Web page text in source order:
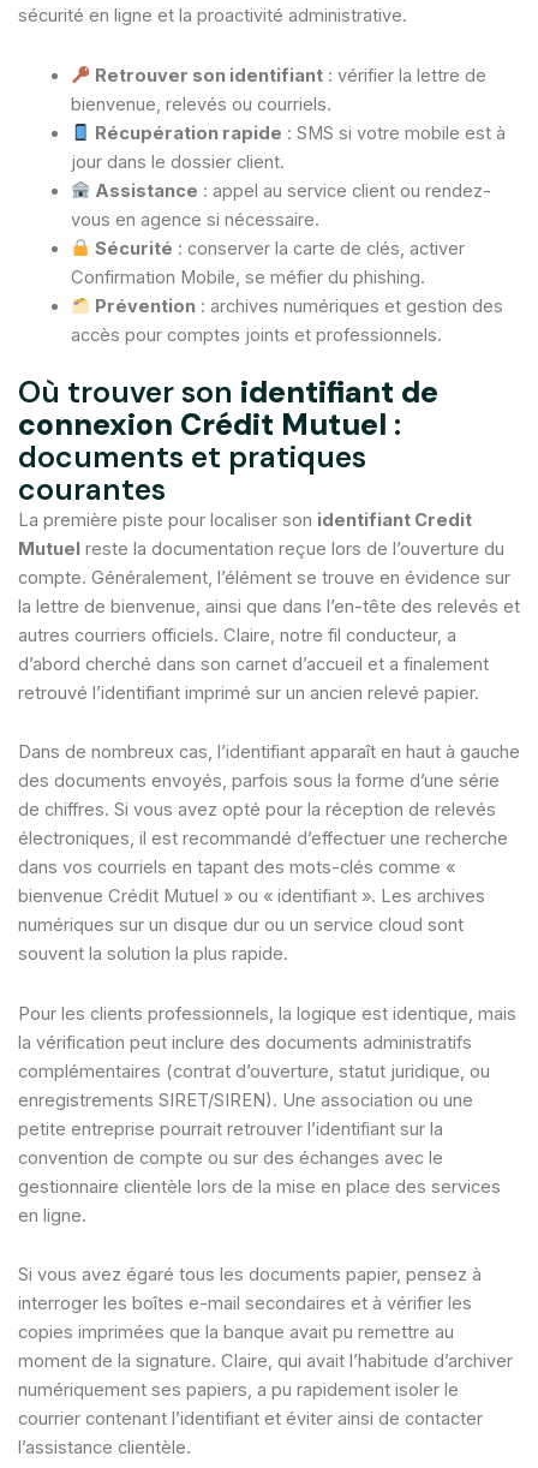
sécurité en ligne et la proactivité administrative.
Retrouver son identifiant : vérifier la lettre de
bienvenue, relevés ou courriels.
Récupération rapide : SMS si votre mobile est à
jour dans le dossier client.
Assistance : appel au service client ou rendez-
vous en agence si nécessaire.
Sécurité : conserver la carte de clés, activer
Confirmation Mobile, se méfier du phishing.
Prévention : archives numériques et gestion des
accès pour comptes joints et professionnels.
Où trouver son identifiant de
connexion Crédit Mutuel :
documents et pratiques
courantes
La première piste pour localiser son identifiant Credit
Mutuel reste la documentation reçue lors de l’ouverture du
compte. Généralement, l’élément se trouve en évidence sur
la lettre de bienvenue, ainsi que dans l’en-tête des relevés et
autres courriers officiels. Claire, notre fil conducteur, a
d’abord cherché dans son carnet d’accueil et a finalement
retrouvé l’identifiant imprimé sur un ancien relevé papier.
Dans de nombreux cas, l’identifiant apparaît en haut à gauche
des documents envoyés, parfois sous la forme d’une série
de chiffres. Si vous avez opté pour la réception de relevés
électroniques, il est recommandé d’effectuer une recherche
dans vos courriels en tapant des mots-clés comme «
bienvenue Crédit Mutuel » ou « identifiant ». Les archives
numériques sur un disque dur ou un service cloud sont
souvent la solution la plus rapide.
Pour les clients professionnels, la logique est identique, mais
la vérification peut inclure des documents administratifs
complémentaires (contrat d’ouverture, statut juridique, ou
enregistrements SIRET/SIREN). Une association ou une
petite entreprise pourrait retrouver l’identifiant sur la
convention de compte ou sur des échanges avec le
gestionnaire clientèle lors de la mise en place des services
en ligne.
Si vous avez égaré tous les documents papier, pensez à
interroger les boîtes e-mail secondaires et à vérifier les
copies imprimées que la banque avait pu remettre au
moment de la signature. Claire, qui avait l’habitude d’archiver
numériquement ses papiers, a pu rapidement isoler le
courrier contenant l’identifiant et éviter ainsi de contacter
l’assistance clientèle.